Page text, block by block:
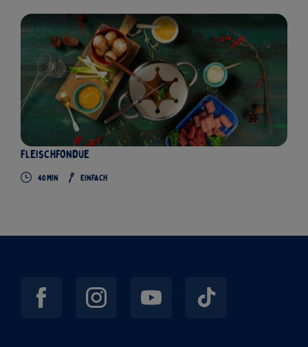
Fleischfondue
40Min Einfach